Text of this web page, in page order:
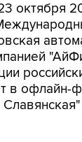
октября
в офлайн-